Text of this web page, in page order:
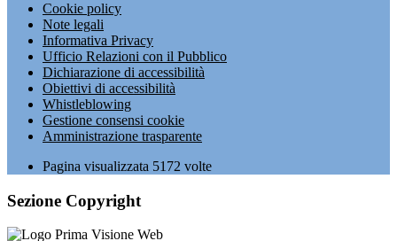
Cookie policy
Note legali
Informativa Privacy
Ufficio Relazioni con il Pubblico
Dichiarazione di accessibilità
Obiettivi di accessibilità
Whistleblowing
Gestione consensi cookie
Amministrazione trasparente
Pagina visualizzata 5172 volte
Sezione Copyright